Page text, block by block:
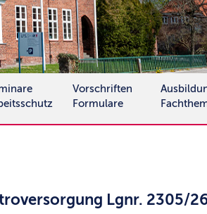
Vorschriften
Formulare
Lgnr. 2305/